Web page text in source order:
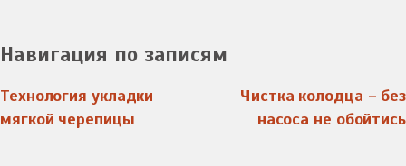
Навигация по записям
Технология укладки
мягкой черепицы
Чистка колодца – без
насоса не обойтись